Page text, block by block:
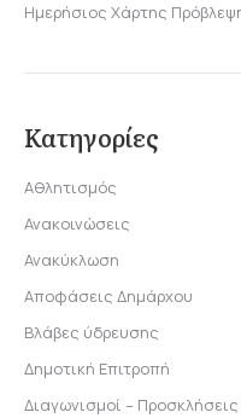
Ημερήσιος Χάρτης
Κατηγορίες
Αθλητισμός
Ανακοινώσεις
Ανακύκλωση
Αποφάσεις Δημάρχου
Βλάβες ύδρευσης
Δημοτική Επιτροπή
Διαγωνισμοί – Προσκλήσεις